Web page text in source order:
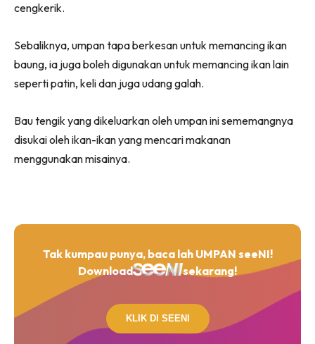
cengkerik.
Sebaliknya, umpan tapa berkesan untuk memancing ikan
baung, ia juga boleh digunakan untuk memancing ikan lain
seperti patin, keli dan juga udang galah.
Bau tengik yang dikeluarkan oleh umpan ini sememangnya
disukai oleh ikan-ikan yang mencari makanan
menggunakan misainya.
Tak kumpau punya, baca lah UMPAN seeNI!
Download
sekarang!
KLIK DI SEENI